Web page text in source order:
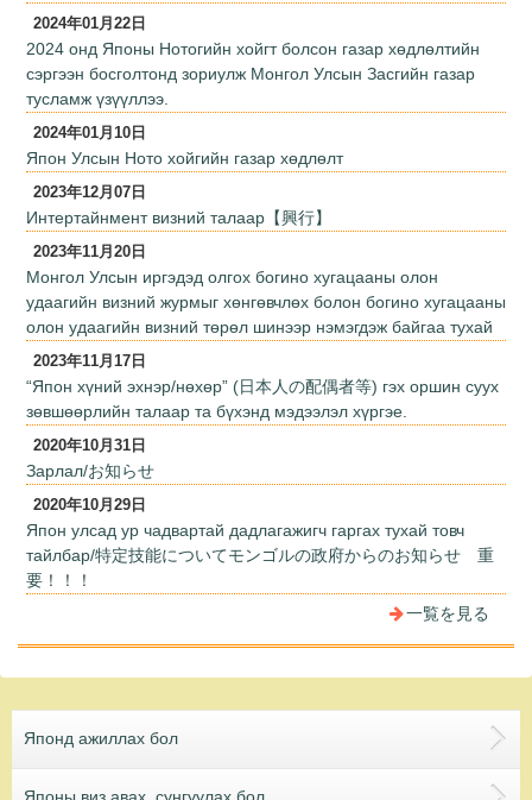
2024年01月22日
2024 онд Японы Нотогийн хойгт болсон газар хөдлөлтийн
сэргээн босголтонд зориулж Монгол Улсын Засгийн газар
тусламж үзүүллээ.
2024年01月10日
Япон Улсын Ното хойгийн газар хөдлөлт
2023年12月07日
Интертайнмент визний талаар【興行】
2023年11月20日
Монгол Улсын иргэдэд олгох богино хугацааны олон
удаагийн визний журмыг хөнгөвчлөх болон богино хугацааны
олон удаагийн визний төрөл шинээр нэмэгдэж байгаа тухай
2023年11月17日
“Япон хүний эхнэр/нөхөр” (日本人の配偶者等) гэх оршин суух
зөвшөөрлийн талаар та бүхэнд мэдээлэл хүргэе.
2020年10月31日
Зарлал/お知らせ
2020年10月29日
Япон улсад ур чадвартай дадлагажигч гаргах тухай товч
тайлбар/特定技能についてモンゴルの政府からのお知らせ 重
要！！！
一覧を見る
Японд ажиллах бол